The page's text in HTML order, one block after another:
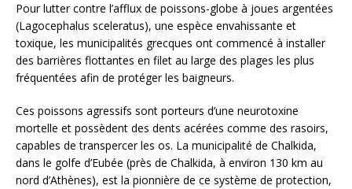
Pour lutter contre l’afflux de poissons-globe à joues argentées
(Lagocephalus sceleratus), une espèce envahissante et
toxique, les municipalités grecques ont commencé à installer
des barrières flottantes en filet au large des plages les plus
fréquentées afin de protéger les baigneurs.
Ces poissons agressifs sont porteurs d’une neurotoxine
mortelle et possèdent des dents acérées comme des rasoirs,
capables de transpercer les os. La municipalité de Chalkida,
dans le golfe d’Eubée (près de Chalkida, à environ 130 km au
nord d’Athènes), est la pionnière de ce système de protection,